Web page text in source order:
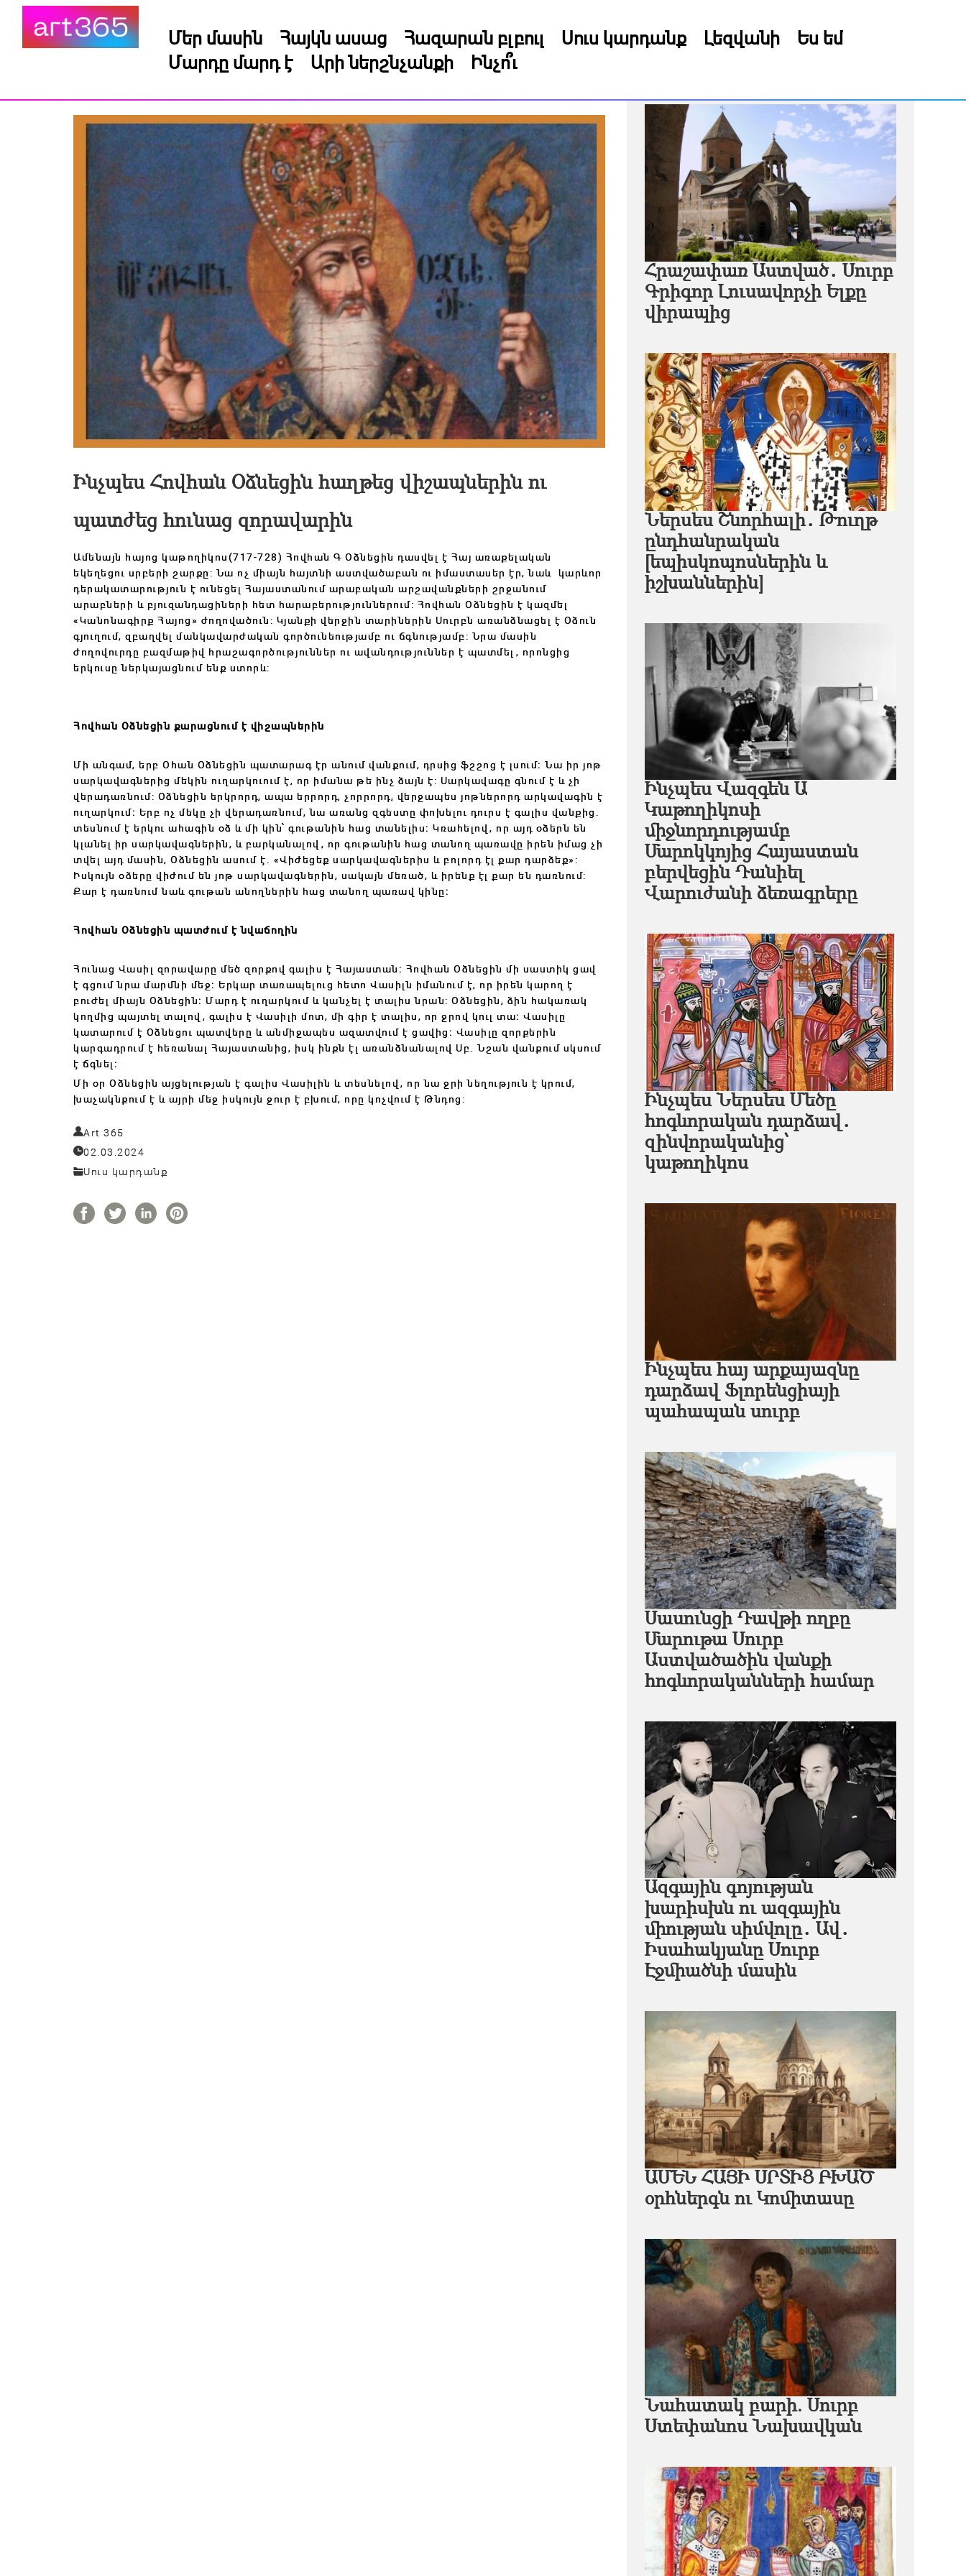
Մեր մասին Հայկն ասաց Հազարան բլբուլ Սուս կարդանք Լեզվանի
Ես եմ
Մարդը մարդ է
Արի ներշնչանքի Ինչո՞ւ
Ինչպես Հովհան Օձնեցին հաղթեց վիշապներին ու
պատժեց հունաց զորավարին
Ամենայն հայոց կաթողիկոս(717-728) Հովհան Գ Օձնեցին դասվել է Հայ առաքելական
եկեղեցու սրբերի շարքը: Նա ոչ միայն հայտնի աստվածաբան ու իմաստասեր էր, նաև կարևոր
դերակատարություն է ունեցել Հայաստանում արաբական արշավանքների շրջանում
արաբների և բյուզանդացիների հետ հարաբերություններում: Հովհան Օձնեցին է կազմել
«Կանոնագիրք Հայոց» ժողովածուն: Կյանքի վերջին տարիներին Սուրբն առանձնացել է Օձուն
գյուղում, զբաղվել մանկավարժական գործունեությամբ ու ճգնությամբ: Նրա մասին
ժողովուրդը բազմաթիվ հրաշագործություններ ու ավանդություններ է պատմել, որոնցից
երկուսը ներկայացնում ենք ստորև:
Հովհան Օձնեցին քարացնում է վիշապներին
Մի անգամ, երբ Օհան Օձնեցին պատարագ էր անում վանքում, դրսից ֆշշոց է լսում։ Նա իր յոթ
սարկավագներից մեկին ուղարկուում է, որ իմանա թե ինչ ձայն է: Սարկավագը գնում է և չի
վերադառնում: Օձնեցին երկրորդ, ապա երրորդ, չորրորդ, վերջապես յոթներորդ արկավագին է
ուղարկում։ Երբ ոչ մեկը չի վերադառնում, նա առանց զգեստը փոխելու դուրս է գալիս վանքից․
տեսնում է երկու ահագին օձ և մի կին՝ գութանին հաց տանելիս։ Կռահելով, որ այդ օձերն են
կլանել իր սարկավագներին, և բարկանալով, որ գութանին հաց տանող պառավը իրեն իմաց չի
տվել այդ մասին, Օձնեցին ասում է. «Վիժեցեք սարկավագներիս և բոլորդ էլ քար դարձեք»:
Իսկույն օձերը վիժում են յոթ սարկավագներին, սակայն մեռած, և իրենք էլ քար են դառնում:
Քար է դառնում նաև գութան անողներին հաց տանող պառավ կինը։
Հովհան Օձնեցին պատժում է նվաճողին
Հունաց Վասիլ զորավարը մեծ զորքով գալիս է Հայաստան։ Հովհան Օձնեցին մի սաստիկ ցավ
է գցում նրա մարմնի մեջ։ Երկար տառապելուց հետո Վասիլն իմանում է, որ իրեն կարող է
բուժել միայն Օձնեցին։ Մարդ է ուղարկում և կանչել է տալիս նրան: Օձնեցին, ձին հակառակ
կողմից պայտել տալով, գալիս է Վասիլի մոտ, մի գիր է տալիս, որ ջրով կուլ տա։ Վասիլը
կատարում է Օձնեցու պատվերը և անմիջապես ազատվում է ցավից։ Վասիլը զորքերին
կարգադրում է հեռանալ Հայաստանից, իսկ ինքն էլ առանձնանալով Սբ. Նշան վանքում սկսում
է ճգնել։
Մի օր Օձնեցին այցելության է գալիս Վասիլին և տեսնելով, որ նա ջրի նեղություն է կրում,
խաչակնքում է և այրի մեջ իսկույն ջուր է բխում, որը կոչվում է Թնդոց:
Art 365
02.03.2024
Սուս կարդանք
Հրաշափառ Աստված․ Սուրբ
Գրիգոր Լուսավորչի Ելքը
վիրապից
Ներսես Շնորհալի․ Թուղթ
ընդհանրական
[եպիսկոպոսներին և
իշխաններին]
Ինչպես Վազգեն Ա
Կաթողիկոսի
միջնորդությամբ
Մարոկկոյից Հայաստան
բերվեցին Դանիել
Վարուժանի ձեռագրերը
Ինչպես Ներսես Մեծը
հոգևորական դարձավ․
զինվորականից՝
կաթողիկոս
Ինչպես հայ արքայազնը
դարձավ Ֆլորենցիայի
պահապան սուրբ
Սասունցի Դավթի ողբը
Մարութա Սուրբ
Աստվածածին վանքի
հոգևորականների համար
Ազգային գոյության
խարիսխն ու ազգային
միության սիմվոլը․ Ավ․
Իսահակյանը Սուրբ
Էջմիածնի մասին
ԱՄԵՆ ՀԱՅԻ ՍՐՏԻՑ ԲԽԱԾ
օրհներգն ու Կոմիտասը
Նահատակ բարի. Սուրբ
Ստեփանոս Նախավկան